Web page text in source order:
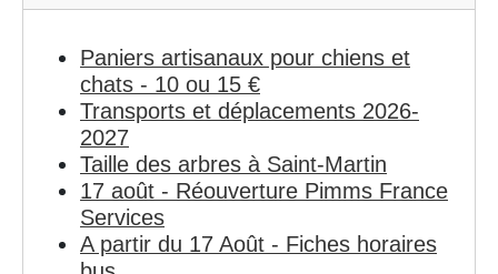
Paniers artisanaux pour chiens et
chats - 10 ou 15 €
Transports et déplacements 2026-
2027
Taille des arbres à Saint-Martin
17 août - Réouverture Pimms France
Services
A partir du 17 Août - Fiches horaires